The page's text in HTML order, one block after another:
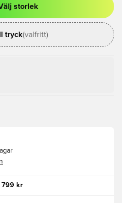
in eller registrera dig som
storlek
tryck(valfritt)
799 kr